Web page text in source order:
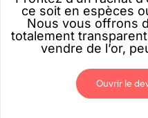
ce soit en espèces
Nous vous offrons
totalement
vendre de l’or,
Ouvrir le